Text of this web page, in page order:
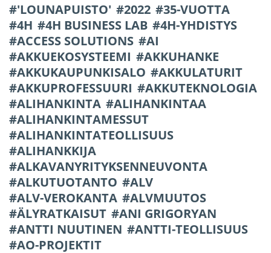
'LOUNAPUISTO' 2022
35-VUOTTA
4H
4H BUSINESS LAB
4H-YHDISTYS
ACCESS SOLUTIONS
AI
AKKUEKOSYSTEEMI
AKKUHANKE
AKKUKAUPUNKISALO
AKKULATURIT
AKKUPROFESSUURI
AKKUTEKNOLOGIA
ALIHANKINTA
ALIHANKINTAA
ALIHANKINTAMESSUT
ALIHANKINTATEOLLISUUS
ALIHANKKIJA
ALKAVANYRITYKSENNEUVONTA
ALKUTUOTANTO
ALV
ALV-VEROKANTA
ALVMUUTOS
ÄLYRATKAISUT
ANI GRIGORYAN
ANTTI NUUTINEN
ANTTI-TEOLLISUUS
AO-PROJEKTIT